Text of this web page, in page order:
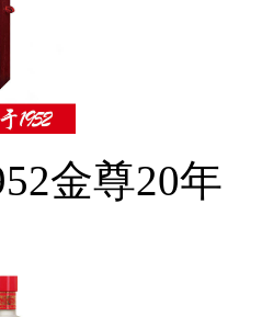
金尊20年